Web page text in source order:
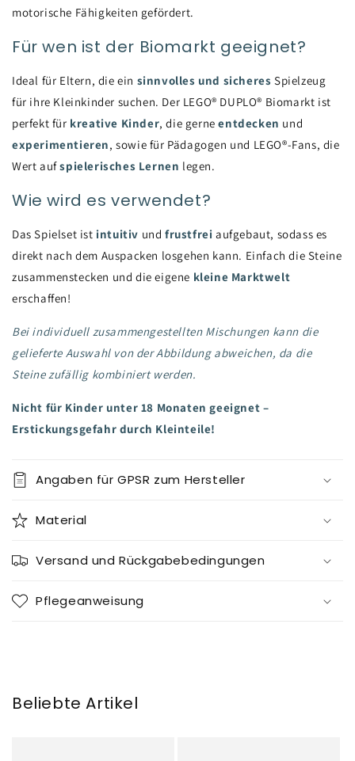
motorische Fähigkeiten gefördert.
Für wen ist der Biomarkt geeignet?
Ideal für Eltern, die ein sinnvolles und sicheres Spielzeug
für ihre Kleinkinder suchen. Der LEGO® DUPLO® Biomarkt ist
perfekt für kreative Kinder, die gerneentdecken und
experimentieren, sowie für Pädagogen und LEGO®-Fans, die
Wert aufspielerisches Lernen legen.
Wie wird es verwendet?
Das Spielset ist intuitiv undfrustfrei aufgebaut, sodass es
direkt nach dem Auspacken losgehen kann. Einfach die Steine
zusammenstecken und die eigene kleine Marktwelt
erschaffen!
Bei individuell zusammengestellten Mischungen kann die
gelieferte Auswahl von der Abbildung abweichen, da die
Steine zufällig kombiniert werden.
Nicht für Kinder unter 18 Monaten geeignet –
Erstickungsgefahr durch Kleinteile!
Angaben für GPSR zum Hersteller
Material
Versand und Rückgabebedingungen
Pflegeanweisung
Beliebte Artikel